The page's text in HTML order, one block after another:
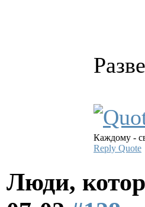
Каждому -
Reply Quote
Люди,